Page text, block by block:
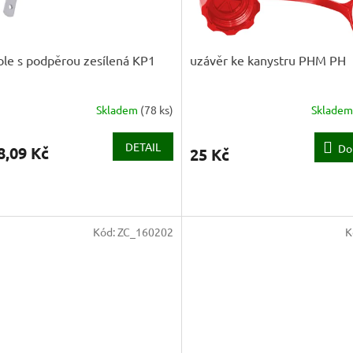
s podpěrou zesílená KP1
Skladem (78 ks)
Kč DETAIL
uzávěr ke kanystru PHM PH
25 Kč
Kód:ZC_160202